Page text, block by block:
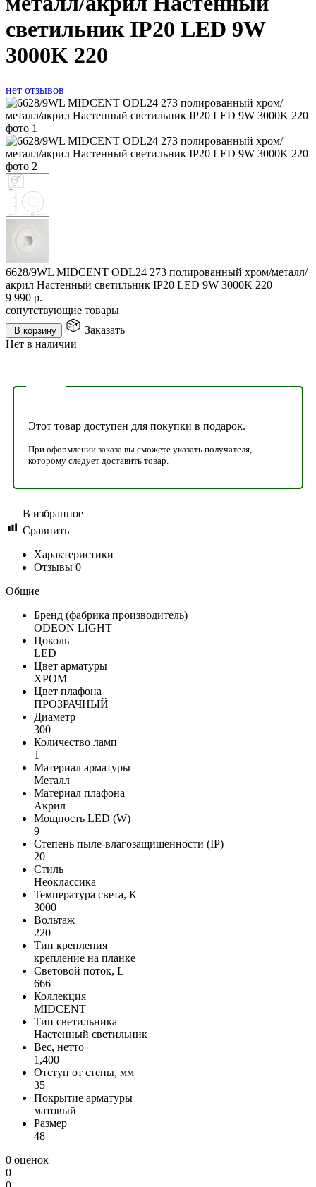
светильник IP20 LED 9W
3000K 220
нет отзывов
6628/9WL MIDCENT ODL24 273 полированный хром/металл/
акрил Настенный светильник IP20 LED 9W 3000K 220
9 990 р.
сопутствующие товары
В корзину
Заказать
Нет в наличии
Этот товар доступен для покупки в подарок.
При оформлении заказа вы сможете указать получателя,
которому следует доставить товар.
В избранное
Сравнить
Характеристики
Отзывы 0
Общие
Бренд (фабрика производитель)
ODEON LIGHT
Цоколь
LED
Цвет арматуры
ХРОМ
Цвет плафона
ПРОЗРАЧНЫЙ
Диаметр
300
Количество ламп
1
Материал арматуры
Металл
Материал плафона
Акрил
Мощность LED (W)
9
Степень пыле-влагозащищенности (IP)
20
Стиль
Неоклассика
Температура света, К
3000
Вольтаж
220
Тип крепления
крепление на планке
Световой поток, L
666
Коллекция
MIDCENT
Тип светильника
Настенный светильник
Вес, нетто
1,400
Отступ от стены, мм
35
Покрытие арматуры
матовый
Размер
48
0 оценок
0